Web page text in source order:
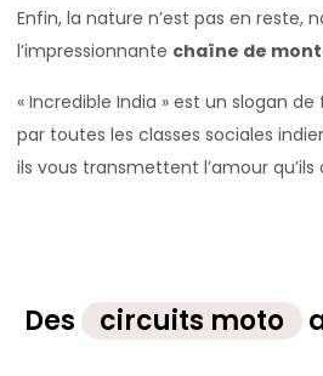
Enfin, la nature n’est pas en reste,
l’impressionnante chaîne de
« Incredible India » est un slogan
par toutes les classes sociales
ils vous transmettent l’amour
Des circuits moto